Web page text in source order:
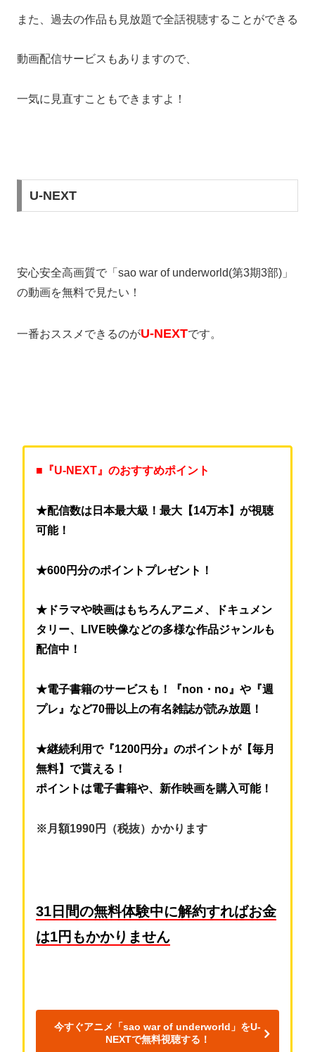
また、過去の作品も見放題で全話視聴することができる
動画配信サービスもありますので、
一気に見直すこともできますよ！
U-NEXT
安心安全高画質で「sao war of underworld(第3期3部)」
の動画を無料で見たい！
一番おススメできるのがU-NEXTです。
■『U-NEXT』のおすすめポイント
★配信数は日本最大級！最大【14万本】が視聴
可能！
★600円分のポイントプレゼント！
★ドラマや映画はもちろんアニメ、ドキュメン
タリー、LIVE映像などの多様な作品ジャンルも
配信中！
★電子書籍のサービスも！『non・no』や『週
プレ』など70冊以上の有名雑誌が読み放題！
★継続利用で『1200円分』のポイントが【毎月
無料】で貰える！
ポイントは電子書籍や、新作映画を購入可能！
※月額1990円（税抜）かかります
31日間の無料体験中に解約すればお金
は1円もかかりません
今すぐアニメ「sao war of underworld」をU-
NEXTで無料視聴する！